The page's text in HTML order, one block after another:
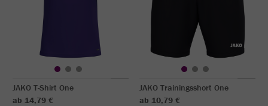
JAKO T-Shirt One
ab 14,79 €
JAKO Trainingsshort One
ab 10,79 €